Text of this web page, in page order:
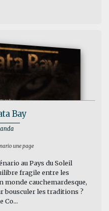
Bay
une page
au Pays du Soleil
fragile entre les
monde cauchemardesque,
bousculer les traditions ?
Co...